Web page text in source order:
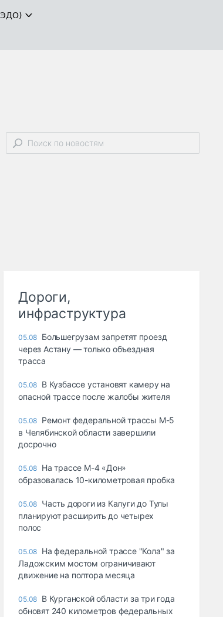
Дороги,
инфраструктура
05.08 Большегрузам запретят проезд
через Астану — только объездная
трасса
05.08 В Кузбассе установят камеру на
опасной трассе после жалобы жителя
05.08 Ремонт федеральной трассы М-5
в Челябинской области завершили
досрочно
05.08 На трассе М-4 «Дон»
образовалась 10-километровая пробка
05.08 Часть дороги из Калуги до Тулы
планируют расширить до четырех
полос
05.08 На федеральной трассе "Кола" за
Ладожским мостом ограничивают
движение на полтора месяца
05.08 В Курганской области за три года
обновят 240 километров федеральных